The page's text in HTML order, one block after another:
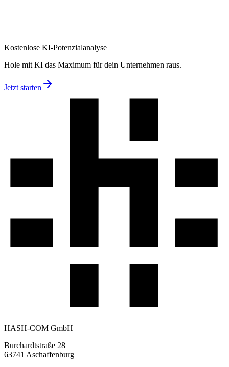
Kostenlose KI-Potenzialanalyse
Hole mit KI das Maximum für dein Unternehmen raus.
Jetzt starten
HASH-COM GmbH
Burchardtstraße 28
63741 Aschaffenburg